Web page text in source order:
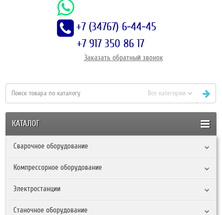
+7 (34767) 6-44-45
+7 917 350 86 17
Заказать обратный звонок
Все категории
КАТАЛОГ
Сварочное оборудование
Компрессорное оборудование
Электростанции
Станочное оборудование